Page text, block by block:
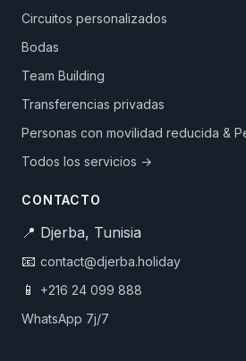
Circuitos personalizados
Bodas
Team Building
Transferencias privadas
Personas con movilidad reducida &
Todos los servicios →
CONTACTO
📍 Djerba, Tunisia
📧 contact@djerba.holiday
📱
+216 24 099 888
WhatsApp 7j/7